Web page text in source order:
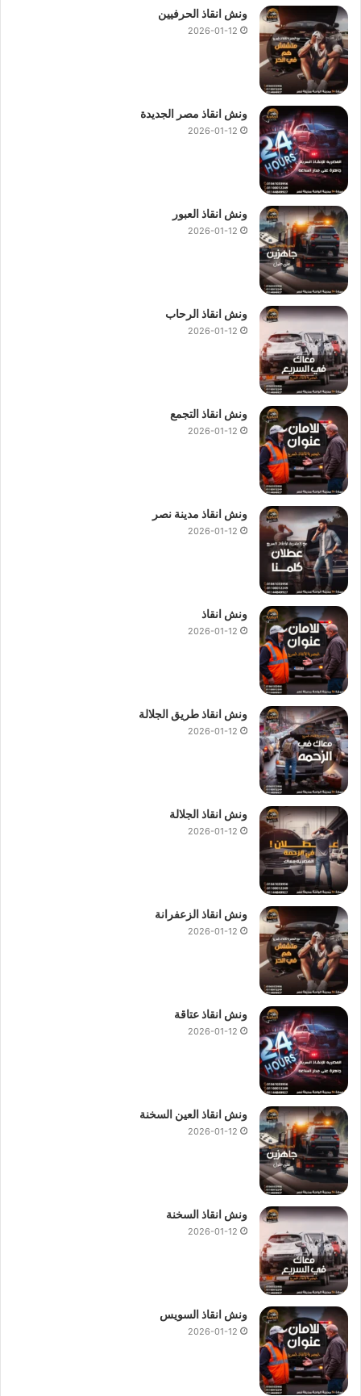
ونش انقاذ الحرفيين
2026-01-12
ونش انقاذ مصر الجديدة
2026-01-12
ونش انقاذ العبور
2026-01-12
ونش انقاذ الرحاب
2026-01-12
ونش انقاذ التجمع
2026-01-12
ونش انقاذ مدينة نصر
2026-01-12
ونش انقاذ
2026-01-12
ونش انقاذ طريق الجلالة
2026-01-12
ونش انقاذ الجلالة
2026-01-12
ونش انقاذ الزعفرانة
2026-01-12
ونش انقاذ عتاقة
2026-01-12
ونش انقاذ العين السخنة
2026-01-12
ونش انقاذ السخنة
2026-01-12
ونش انقاذ السويس
2026-01-12